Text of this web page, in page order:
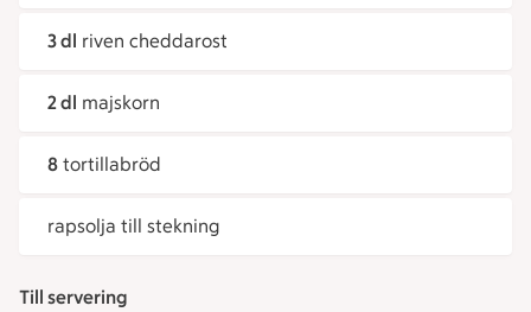
3 dl riven cheddarost
2 dl majskorn
8 tortillabröd
rapsolja till stekning
Till servering